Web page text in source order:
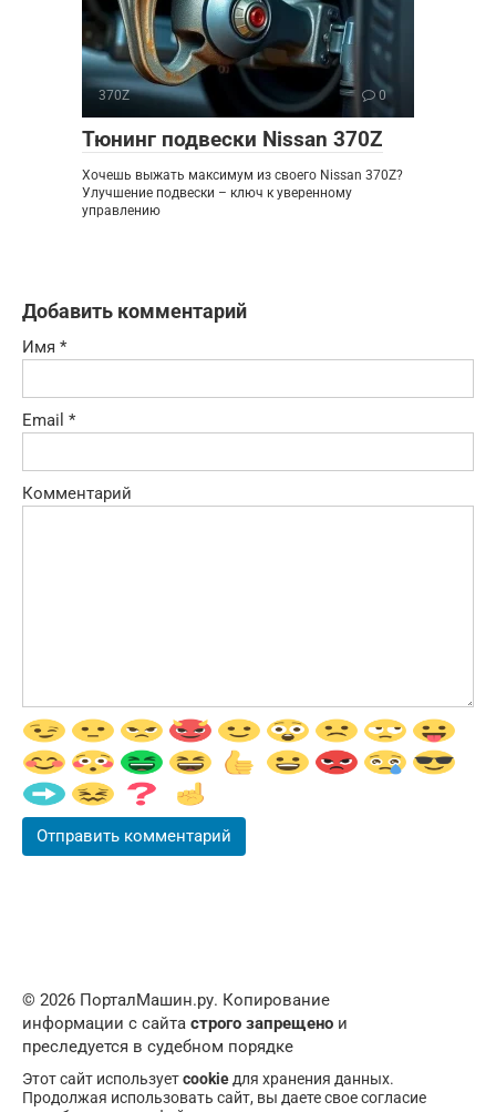
370Z 0
Тюнинг подвески Nissan 370Z
Хочешь выжать максимум из своего Nissan 370Z?
Улучшение подвески – ключ к уверенному
управлению
Добавить комментарий
Имя *
Email *
Комментарий
© 2026 ПорталМашин.ру. Копирование
информации с сайта строго запрещено и
преследуется в судебном порядке
Этот сайт используетcookieдля хранения данных.
Продолжая использовать сайт, вы даете свое согласие